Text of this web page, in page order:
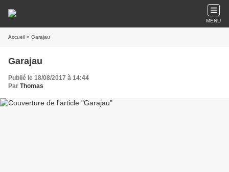
MENU
Accueil » Garajau
Garajau
Publié le 18/08/2017 à 14:44
Par Thomas